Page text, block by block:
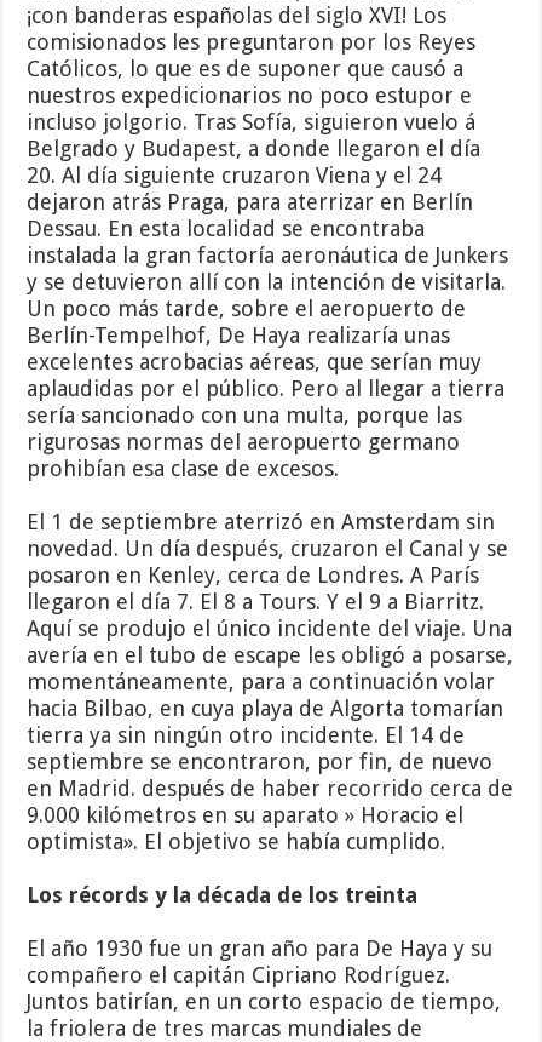
¡con banderas españolas del siglo XVI! Los
comisionados les preguntaron por los Reyes
Católicos, lo que es de suponer que causó a
nuestros expedicionarios no poco estupor e
incluso jolgorio. Tras Sofía, siguieron vuelo á
Belgrado y Budapest, a donde llegaron el día
20. Al día siguiente cruzaron Viena y el 24
dejaron atrás Praga, para aterrizar en Berlín
Dessau. En esta localidad se encontraba
instalada la gran factoría aeronáutica de Junkers
y se detuvieron allí con la intención de visitarla.
Un poco más tarde, sobre el aeropuerto de
Berlín-Tempelhof, De Haya realizaría unas
excelentes acrobacias aéreas, que serían muy
aplaudidas por el público. Pero al llegar a tierra
sería sancionado con una multa, porque las
rigurosas normas del aeropuerto germano
prohibían esa clase de excesos.
El 1 de septiembre aterrizó en Amsterdam sin
novedad. Un día después, cruzaron el Canal y se
posaron en Kenley, cerca de Londres. A París
llegaron el día 7. El 8 a Tours. Y el 9 a Biarritz.
Aquí se produjo el único incidente del viaje. Una
avería en el tubo de escape les obligó a posarse,
momentáneamente, para a continuación volar
hacia Bilbao, en cuya playa de Algorta tomarían
tierra ya sin ningún otro incidente. El 14 de
septiembre se encontraron, por fin, de nuevo
en Madrid. después de haber recorrido cerca de
9.000 kilómetros en su aparato » Horacio el
optimista». El objetivo se había cumplido.
Los récords y la década de los treinta
El año 1930 fue un gran año para De Haya y su
compañero el capitán Cipriano Rodríguez.
Juntos batirían, en un corto espacio de tiempo,
la friolera de tres marcas mundiales de